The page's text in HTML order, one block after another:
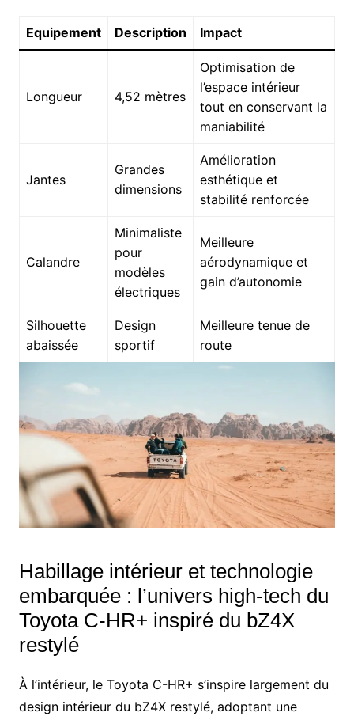
Equipement Description Impact
Longueur 4,52 mètres
Optimisation de
l’espace intérieur
tout en conservant la
maniabilité
Jantes
Grandes
dimensions
Amélioration
esthétique et
stabilité renforcée
Calandre
Minimaliste
pour
modèles
électriques
Meilleure
aérodynamique et
gain d’autonomie
Silhouette
abaissée
Design
sportif
Meilleure tenue de
route
Habillage intérieur et technologie
embarquée : l’univers high-tech du
Toyota C-HR+ inspiré du bZ4X
restylé
À l’intérieur, le Toyota C-HR+ s’inspire largement du
design intérieur du bZ4X restylé, adoptant une